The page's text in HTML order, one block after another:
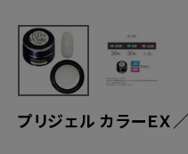
プリジェル カラーＥＸ